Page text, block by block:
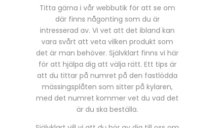
Titta gärna i vår webbutik för att se om
där finns någonting som du är
intresserad av. Vi vet att det ibland kan
vara svårt att veta vilken produkt som
det är man behöver. Självklart finns vi här
för att hjälpa dig att välja rätt. Ett tips är
att du tittar på numret på den fastlödda
mässingsplåten som sitter på kylaren,
med det numret kommer vet du vad det
är du ska beställa.